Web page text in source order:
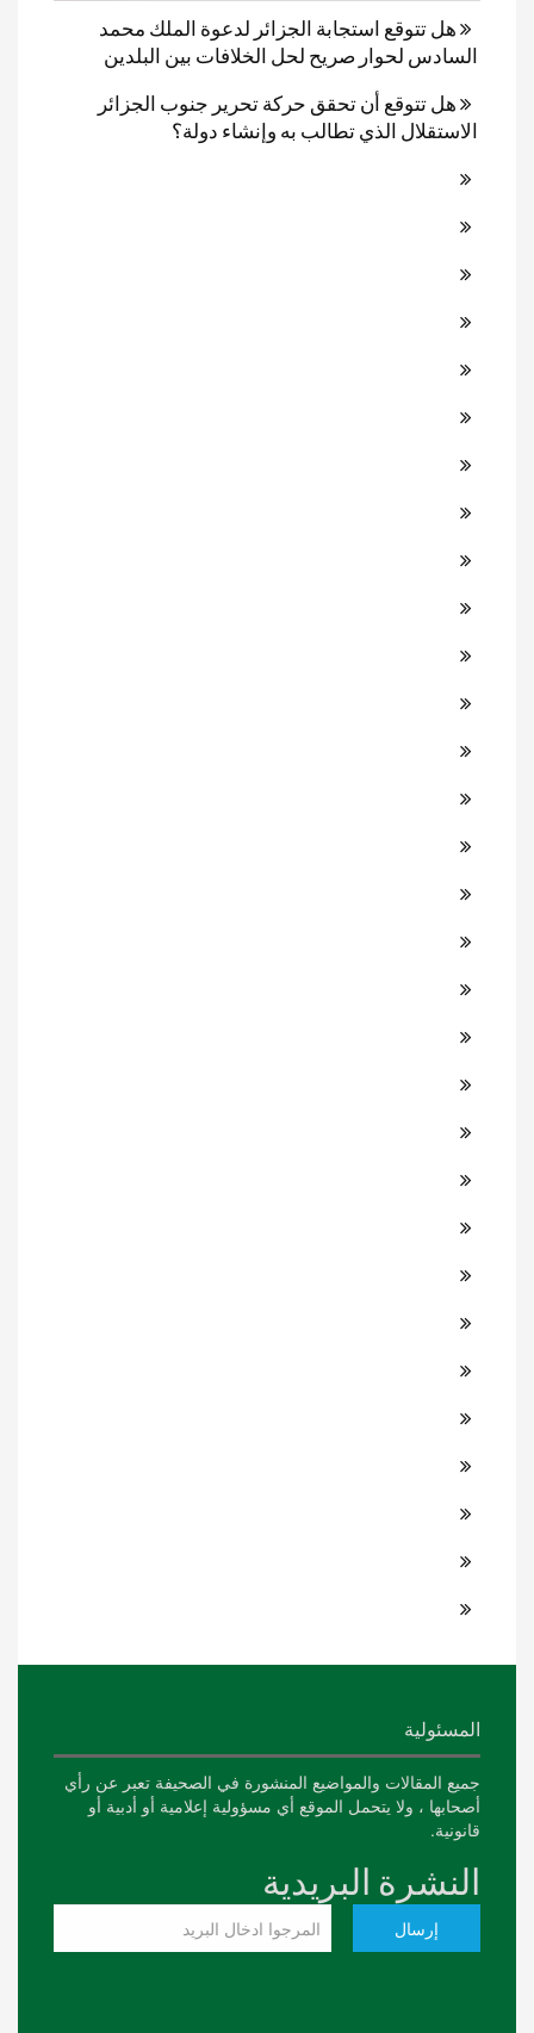
هل تتوقع استجابة الجزائر لدعوة الملك محمد
السادس لحوار صريح لحل الخلافات بين البلدين
هل تتوقع أن تحقق حركة تحرير جنوب الجزائر
الاستقلال الذي تطالب به وإنشاء دولة؟
المسئولية
جميع المقالات والمواضيع المنشورة في الصحيفة تعبر عن رأي
أصحابها ، ولا يتحمل الموقع أي مسؤولية إعلامية أو أدبية أو
قانونية.
النشرة البريدية